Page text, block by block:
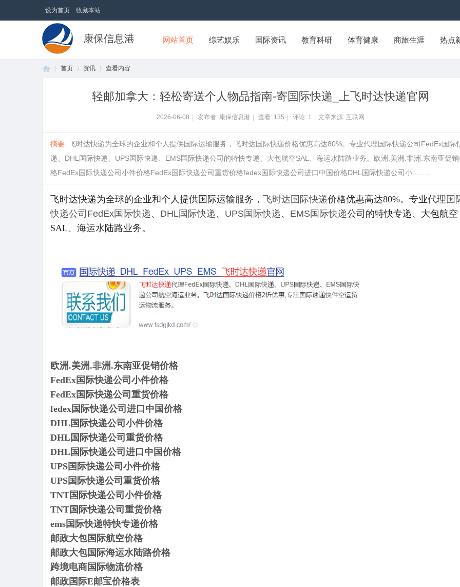
设为首页 收藏本站
康保信息港 网站首页 综艺娱乐 国际资讯 教育科研 体育健康 商旅生涯 热点
首页 资讯 查看内容
轻邮加拿大：轻松寄送个人物品指南-寄国际快递_上飞时达快递官网
2026-06-08 发布者: 康保信息港 查看: 135 评论: 1 文章来源: 互联网
摘要: 飞时达快递为全球的企业和个人提供国际运输服务，飞时达国际快递价格优惠高达80%。专业代理国际快递公司FedEx国际
递、DHL国际快递、UPS国际快递、EMS国际快递公司的特快专递、大包航空SAL、海运水陆路业务。欧洲.美洲.非洲.东南亚促
格FedEx国际快递公司小件价格FedEx国际快递公司重货价格fedex国际快递公司进口中国价格DHL国际快递公司小.........
飞时达快递为全球的企业和个人提供国际运输服务， 飞时达 国际快递价格优惠高达80%。专业代理 国
快递公司 FedEx国际快递 、 DHL国际快递 、 UPS国际快递 、 EMS国际快递公司的特快专递、大包航空
SAL、海运水陆路业务。
欧洲.美洲.非洲.东南亚促销价格
FedEx国际快递公司小件价格
FedEx国际快递公司重货价格
fedex国际快递公司进口中国价格
DHL国际快递公司小件价格
DHL国际快递公司重货价格
DHL国际快递公司进口中国价格
UPS国际快递公司小件价格
UPS国际快递公司重货价格
TNT国际快递公司小件价格
TNT国际快递公司重货价格
ems国际快递特快专递价格
邮政大包国际航空价格
邮政大包国际海运水陆路价格
跨境电商国际物流价格
邮政国际E邮宝价格表